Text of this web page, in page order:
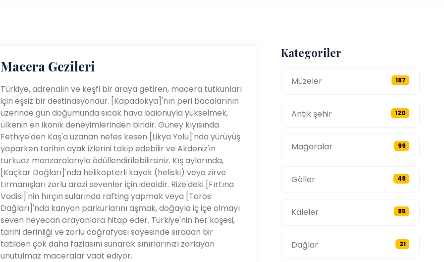
Macera Gezileri
Türkiye, adrenalin ve keşfi bir araya getiren, macera tutkunları
için eşsiz bir destinasyondur. [Kapadokya]'nın peri bacalarının
üzerinde gün doğumunda sıcak hava balonuyla yükselmek,
ülkenin en ikonik deneyimlerinden biridir. Güney kıyısında
Fethiye'den Kaş'a uzanan nefes kesen [Likya Yolu]'nda yürüyüş
yaparken tarihin ayak izlerini takip edebilir ve Akdeniz'in
turkuaz manzaralarıyla ödüllendirilebilirsiniz. Kış aylarında,
[Kaçkar Dağları]'nda helikopterli kayak (heliski) veya zirve
tırmanışları zorlu arazi sevenler için idealdir. Rize'deki [Fırtına
Vadisi]'nin hırçın sularında rafting yapmak veya [Toros
Dağları]'nda kanyon parkurlarını aşmak, doğayla iç içe olmayı
seven heyecan arayanlara hitap eder. Türkiye'nin her köşesi,
tarihi derinliği ve zorlu coğrafyası sayesinde sıradan bir
tatilden çok daha fazlasını sunarak sınırlarınızı zorlayan
unutulmaz maceralar vaat ediyor.
Kategoriler
Müzeler 187
Antik şehir 120
Mağaralar 99
Göller 48
Kaleler 85
Dağlar 21